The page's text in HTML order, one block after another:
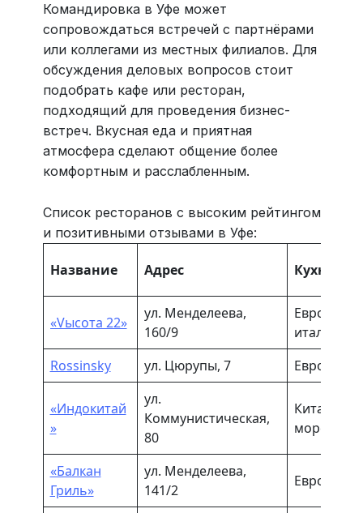
Командировка в Уфе может
сопровождаться встречей с партнёрами
или коллегами из местных филиалов. Для
обсуждения деловых вопросов стоит
подобрать кафе или ресторан,
подходящий для проведения бизнес-
встреч. Вкусная еда и приятная
атмосфера сделают общение более
комфортным и расслабленным.
Список ресторанов с высоким рейтингом
и позитивными отзывами в Уфе:
Название Адрес Кухня
«Vысота 22»
ул. Менделеева,
160/9
Rossinsky
ул. Цюрупы, 7
«Индокитай
»
ул.
Коммунистическая,
80
Китайская,
«Балкан
Гриль»
ул. Менделеева,
141/2